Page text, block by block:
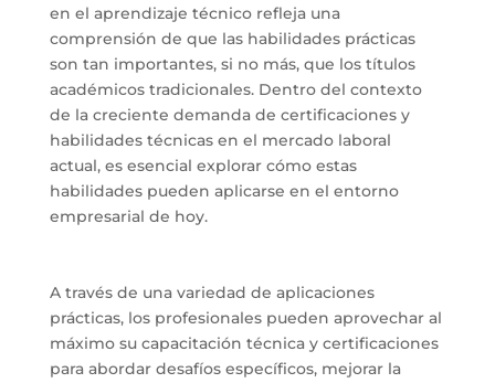
en el aprendizaje técnico refleja una
comprensión de que las habilidades prácticas
son tan importantes, si no más, que los títulos
académicos tradicionales. Dentro del contexto
de la creciente demanda de certificaciones y
habilidades técnicas en el mercado laboral
actual, es esencial explorar cómo estas
habilidades pueden aplicarse en el entorno
empresarial de hoy.
A través de una variedad de aplicaciones
prácticas, los profesionales pueden aprovechar al
máximo su capacitación técnica y certificaciones
para abordar desafíos específicos, mejorar la